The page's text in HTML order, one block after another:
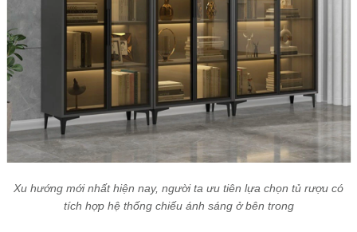
Xu hướng mới nhất hiện nay, người ta ưu tiên lựa chọn tủ rượu có
tích hợp hệ thống chiếu ánh sáng ở bên trong